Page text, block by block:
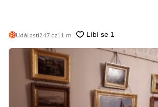
Události247.cz11 m